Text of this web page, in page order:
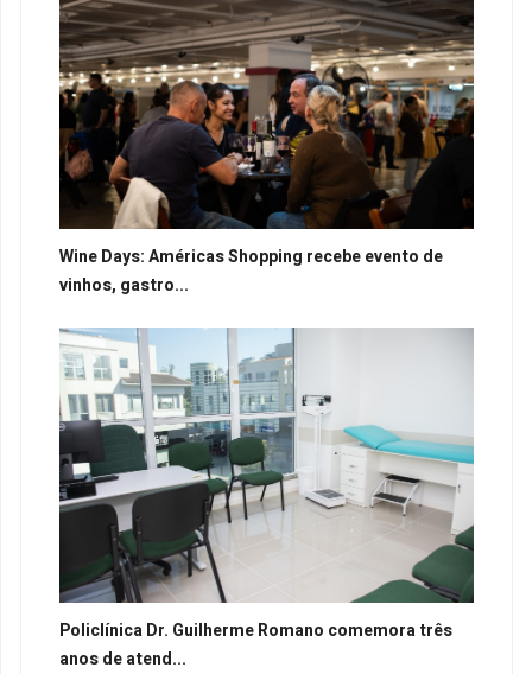
Wine Days: Américas Shopping recebe evento de
vinhos, gastro...
Policlínica Dr. Guilherme Romano comemora três
anos de atend...